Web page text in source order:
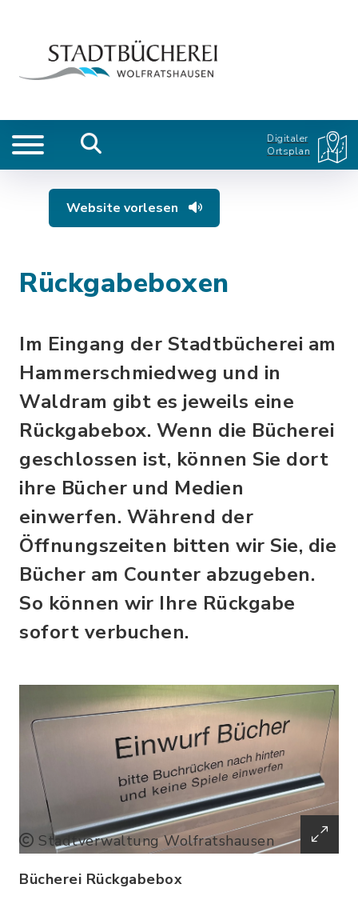
Digitaler
Ortsplan
Website vorlesen
Rückgabeboxen
Im Eingang der Stadtbücherei am
Hammerschmiedweg und in
Waldram gibt es jeweils eine
Rückgabebox. Wenn die Bücherei
geschlossen ist, können Sie dort
ihre Bücher und Medien
einwerfen. Während der
Öffnungszeiten bitten wir Sie, die
Bücher am Counter abzugeben.
So können wir Ihre Rückgabe
sofort verbuchen.
Stadtverwaltung Wolfratshausen
Bücherei Rückgabebox